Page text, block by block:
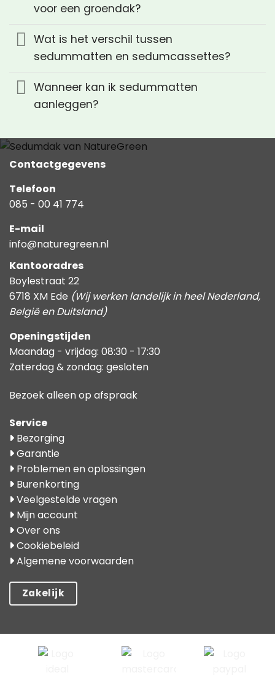
voor een groendak?
Wat is het verschil tussen
sedummatten en sedumcassettes?
Wanneer kan ik sedummatten
aanleggen?
Contactgegevens
Telefoon
085 - 00 41 774
E-mail
info@naturegreen.nl
Kantooradres
Boylestraat 22
6718 XM Ede (Wij werken landelijk in heel Nederland,
België en Duitsland)
Openingstijden
Maandag - vrijdag: 08:30 - 17:30
Zaterdag & zondag: gesloten
Bezoek alleen op afspraak
Service
Bezorging
Garantie
Problemen en oplossingen
Burenkorting
Veelgestelde vragen
Mijn account
Over ons
Cookiebeleid
Algemene voorwaarden
Zakelijk